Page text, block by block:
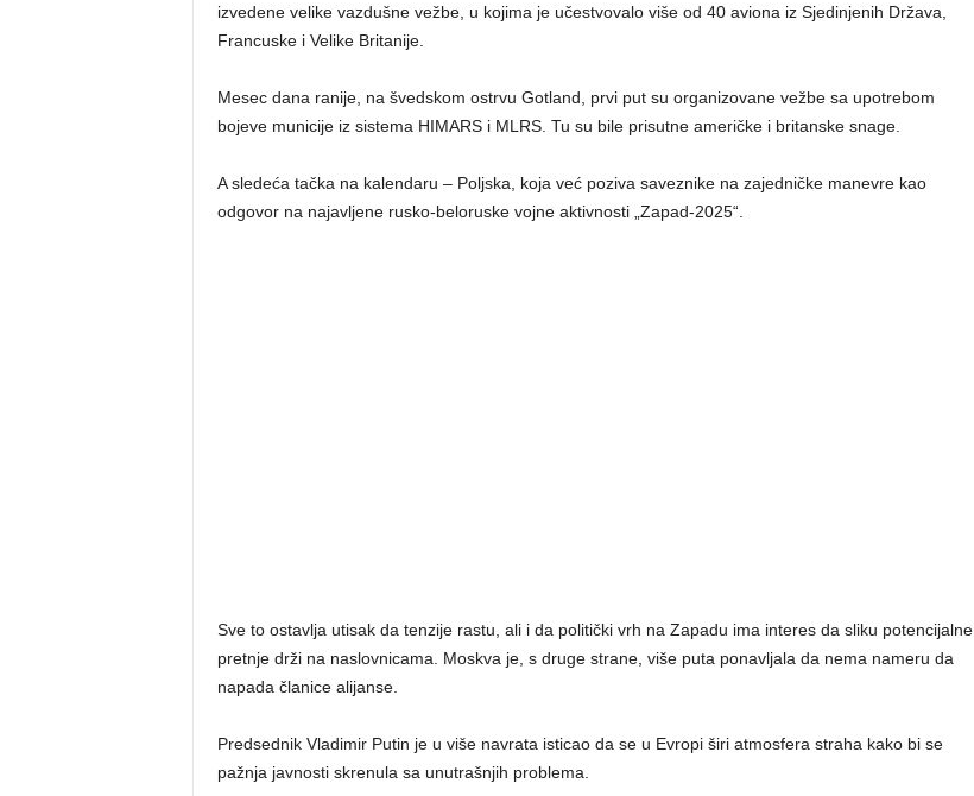
izvedene velike vazdušne vežbe, u kojima je učestvovalo više od 40 aviona iz Sjedinjenih Država,
Francuske i Velike Britanije.
Mesec dana ranije, na švedskom ostrvu Gotland, prvi put su organizovane vežbe sa upotrebom
bojeve municije iz sistema HIMARS i MLRS. Tu su bile prisutne američke i britanske snage.
A sledeća tačka na kalendaru – Poljska, koja već poziva saveznike na zajedničke manevre kao
odgovor na najavljene rusko-beloruske vojne aktivnosti „Zapad-2025“.
Sve to ostavlja utisak da tenzije rastu, ali i da politički vrh na Zapadu ima interes da sliku potencijalne
pretnje drži na naslovnicama. Moskva je, s druge strane, više puta ponavljala da nema nameru da
napada članice alijanse.
Predsednik Vladimir Putin je u više navrata isticao da se u Evropi širi atmosfera straha kako bi se
pažnja javnosti skrenula sa unutrašnjih problema.